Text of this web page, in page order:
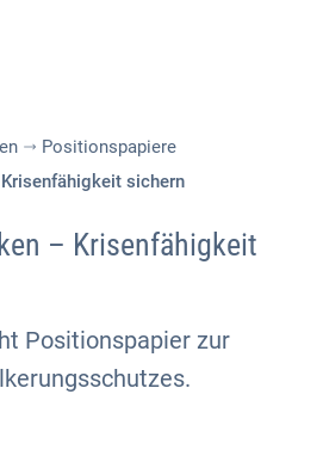
Positionspapiere
sichern
– Krisenfähigkeit
Positionspapier zur